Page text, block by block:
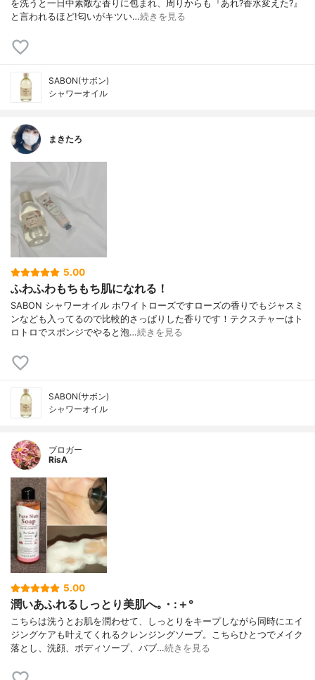
を洗うと一日中素敵な香りに包まれ、周りからも『あれ?香水変えた?』
と言われるほど!匂いがキツい…続きを見る
SABON(サボン)
シャワーオイル
まきたろ
5.00
ふわふわもちもち肌になれる！
SABON シャワーオイル ホワイトローズですローズの香りでもジャスミ
ンなども入ってるので比較的さっぱりした香りです！テクスチャーはト
ロトロでスポンジでやると泡…続きを見る
SABON(サボン)
シャワーオイル
ブロガー
RisA
5.00
潤いあふれるしっとり美肌へ｡・:＋°
こちらは洗うとお肌を潤わせて、しっとりをキープしながら同時にエイ
ジングケアも叶えてくれるクレンジングソープ。こちらひとつでメイク
落とし、洗顔、ボディソープ、バブ…続きを見る